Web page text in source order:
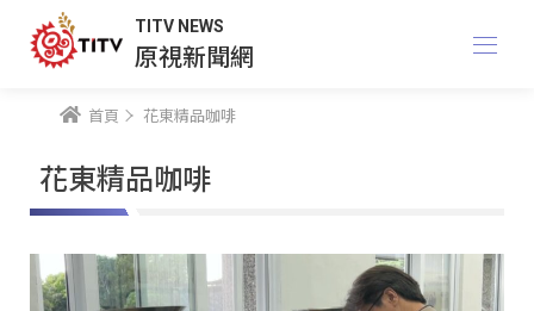
TITV NEWS
原視新聞網
首頁 花東精品咖啡
花東精品咖啡